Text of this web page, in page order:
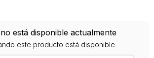
está disponible actualmente
este producto está disponible